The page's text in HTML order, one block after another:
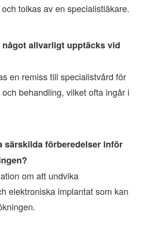
tolkas av en specialistläkare.
något allvarligt upptäcks vid
en remiss till specialistvård för
behandling, vilket ofta ingår i
särskilda förberedelser inför
om att undvika
elektroniska implantat som kan